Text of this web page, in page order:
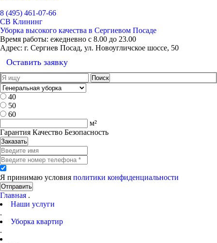
8 (495) 461-07-66
СВ Клининг
Уборка высокого качества в Сергиевом Посаде
Время работы: ежедневно с 8.00 до 23.00
Адрес: г. Сергиев Посад, ул. Новоугличское шоссе, 50
Оставить заявку
40
50
60
м²
Гарантия Качество Безопасность
Заказать
Я принимаю условия политики конфиденциальности
Отправить
Главная .
Наши услуги
.
Уборка квартир
.